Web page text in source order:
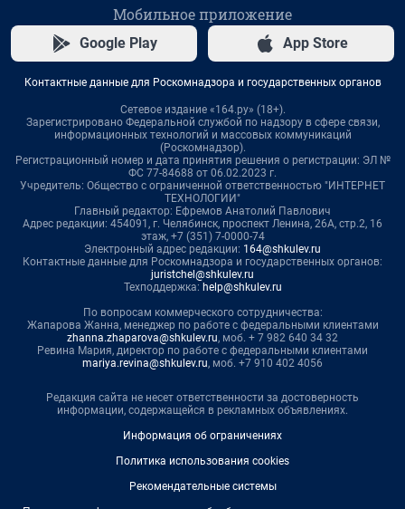
Мобильное приложение
Google Play App Store
Контактные данные для Роскомнадзора и государственных органов
Сетевое издание «164.ру» (18+).
Зарегистрировано Федеральной службой по надзору в сфере связи,
информационных технологий и массовых коммуникаций
(Роскомнадзор).
Регистрационный номер и дата принятия решения о регистрации: ЭЛ №
ФС 77-84688 от 06.02.2023 г.
Учредитель: Общество с ограниченной ответственностью "ИНТЕРНЕТ
ТЕХНОЛОГИИ"
Главный редактор: Ефремов Анатолий Павлович
Адрес редакции: 454091, г. Челябинск, проспект Ленина, 26А, стр.2, 16
этаж, +7 (351) 7-0000-74
Электронный адрес редакции: 164@shkulev.ru
Контактные данные для Роскомнадзора и государственных органов:
juristchel@shkulev.ru
Техподдержка: help@shkulev.ru
По вопросам коммерческого сотрудничества:
Жапарова Жанна, менеджер по работе с федеральными клиентами
zhanna.zhaparova@shkulev.ru, моб. + 7 982 640 34 32
Ревина Мария, директор по работе с федеральными клиентами
mariya.revina@shkulev.ru, моб. +7 910 402 4056
Редакция сайта не несет ответственности за достоверность
информации, содержащейся в рекламных объявлениях.
Информация об ограничениях
Политика использования cookies
Рекомендательные системы